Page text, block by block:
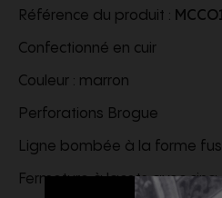
Référence du produit :
Confectionné en cuir
Couleur : marron
Perforations Brogue
Ligne bombée à la forme
Fermeture à lacets avec